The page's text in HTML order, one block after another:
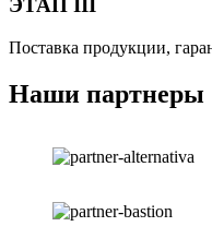
ЭТАП III
Поставка продукции,
Наши партнеры